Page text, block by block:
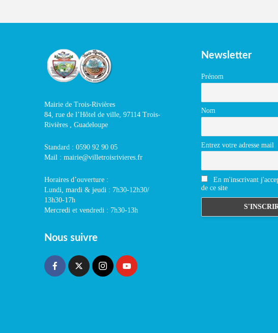
Mairie de Trois-Rivières
84, rue de l’Hôtel de ville, 97114 Trois-
Rivières , Guadeloupe
Standard : 0590 92 90 05
Mail : mairie@villetroisrivieres.fr
Horaires d’ouverture :
Lundi, mardi & jeudi : 7h30-12h30/
13h30-17h
Mercredi et vendredi : 7h30-13h
Nous suivre
Newsletter
Prénom
Nom
Entrez votre adresse mail
En m'inscrivant
de ce site